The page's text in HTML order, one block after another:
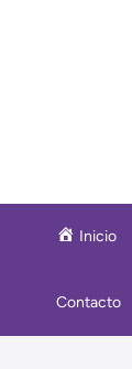
Inicio
Contacto